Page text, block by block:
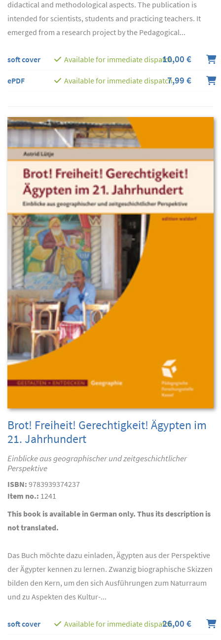
didactical and methodological aspects. The publication is
intended for scientists, students and practicing teachers. It
emerged from a research project by the Pedagogical...
soft cover Available for immediate dispatch10,00 €
ePDF Available for immediate dispatch7,99 €
Brot! Freiheit! Gerechtigkeit! Ägypten im
21. Jahrhundert
Einblicke aus geographischer und zeitgeschichtlicher
Perspektive
ISBN: 9783939374237
Item no.: 1241
This book is available in German only. Thus its description is
not translated.
Das Buch möchte dazu einladen, Ägypten aus der Perspektive
der Ägypter kennen zu lernen. Zwanzig biographische Skizzen
bilden den Kern, um den sich Ausführungen zum Naturraum
und zu Aspekten des Kultur-...
soft cover Available for immediate dispatch26,00 €